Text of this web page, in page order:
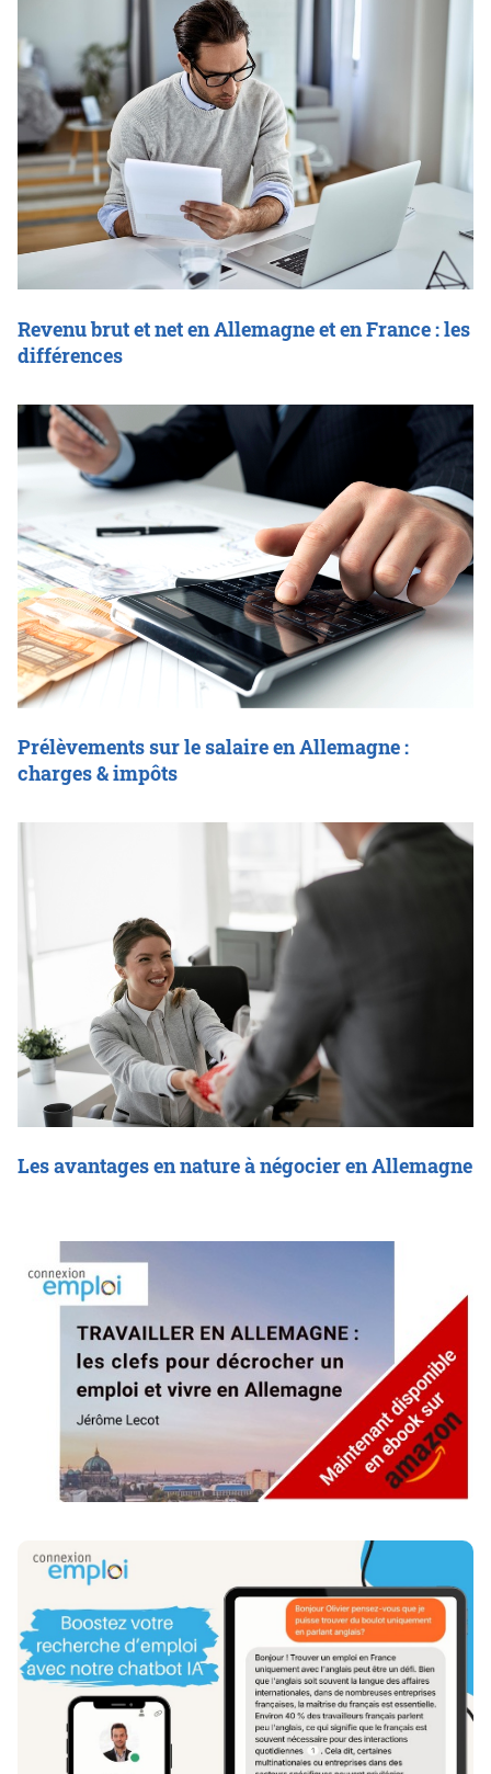
Revenu brut et net en Allemagne et en France : les
différences
Prélèvements sur le salaire en Allemagne :
charges & impôts
Les avantages en nature à négocier en Allemagne